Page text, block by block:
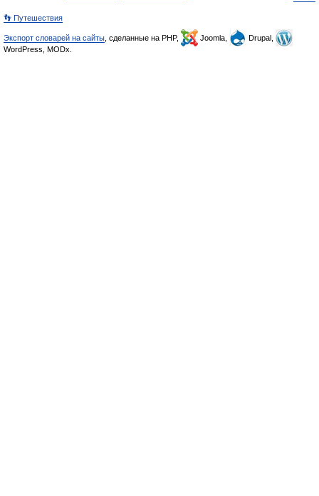
👣 Путешествия
Экспорт словарей на сайты , сделанные на PHP, Joomla,
Drupal,
WordPress, MODx.